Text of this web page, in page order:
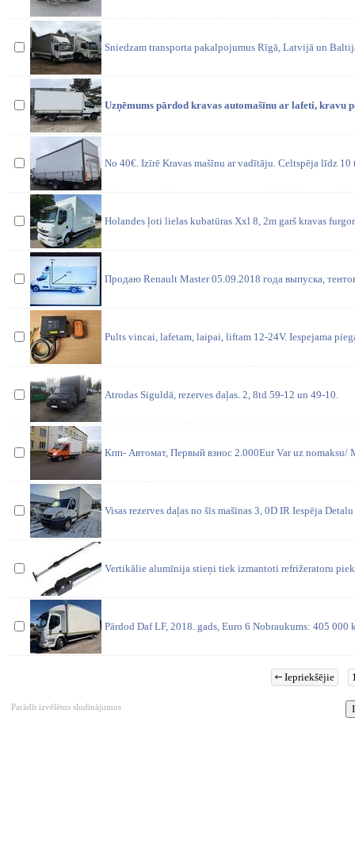
Sniedzam transporta pakalpojumus Rīgā, Latvijā un
Uzņēmums pārdod kravas automašīnu ar lafeti, kravu
No 40€. Izīrē Kravas mašīnu ar vadītāju. Celtspēja līdz 10
Holandes ļoti lielas kubatūras Xxl 8, 2m garš kravas
Продаю Renault Master 05.09.2018 года выпуска,
Pults vincai, lafetam, laipai, liftam 12-24V. Iespejama
Atrodas Siguldā, rezerves daļas. 2, 8td 59-12 un 49-10.
Кпп- Автомат, Первый взнос 2.000Eur Var uz nomaksu/
Visas rezerves daļas no šīs mašīnas 3, 0D IR Iespēja
Vertikālie alumīnija stieņi tiek izmantoti refrižeratoru
Pārdod Daf LF, 2018. gads, Euro 6 Nobraukums: 405 000
Iepriekšējie
Parādīt izvēlētos sludinājumus